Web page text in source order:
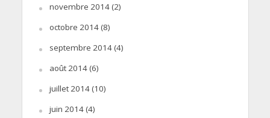
novembre 2014(2)
octobre 2014(8)
septembre 2014(4)
août 2014(6)
juillet 2014(10)
juin 2014(4)